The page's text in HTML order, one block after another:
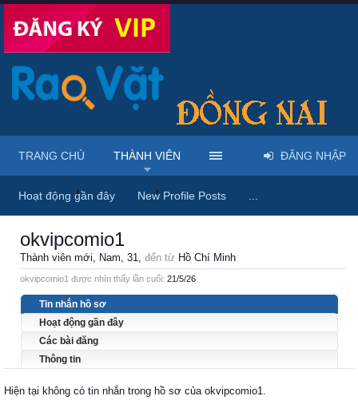
Trang chủ Thành viên okvipcomio1
okvipcomio1
Thành viên mới, Nam, 31, đến từ Hồ Chí Minh
okvipcomio1 được nhìn thấy lần cuối: 21/5/26
Tin nhắn hồ sơ
Hoạt động gần đây
Các bài đăng
Thông tin
Hiện tại không có tin nhắn trong hồ sơ của okvipcomio1.
TRANG CHỦ THÀNH VIÊN
Hoạt động gần đây New Profile Posts
ĐĂNG NHẬP